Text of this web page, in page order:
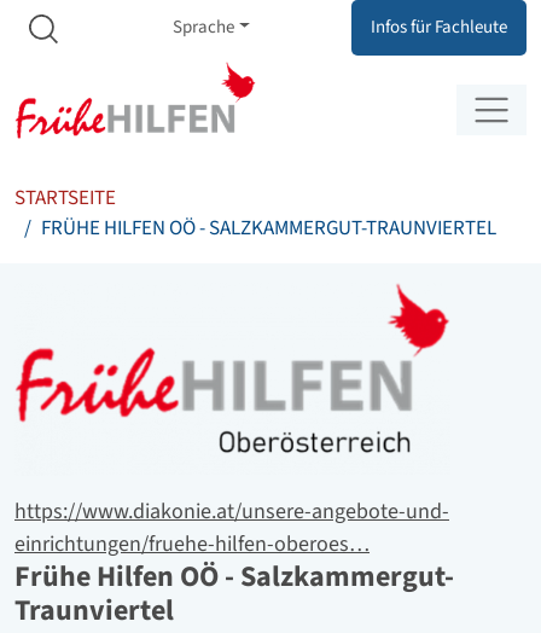
Zum Inhalt springen
Zur Navigation springen
Meta Navigation
Sprache Infos für Fachleute
STARTSEITE
FRÜHE HILFEN OÖ - SALZKAMMERGUT-TRAUNVIERTEL
Website
https://www.diakonie.at/unsere-angebote-und-
einrichtungen/fruehe-hilfen-oberoes…
Frühe Hilfen OÖ - Salzkammergut-
Traunviertel